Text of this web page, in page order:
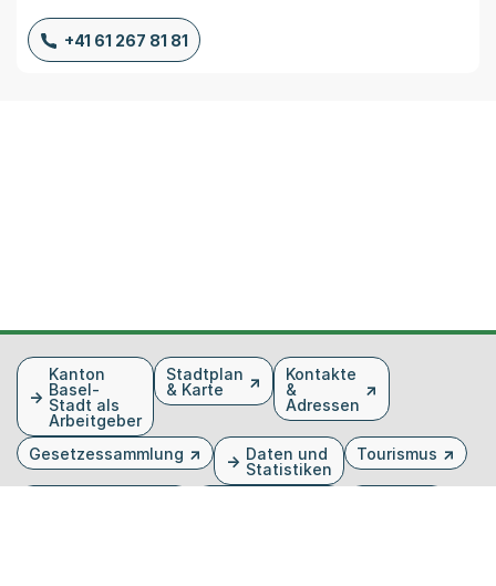
+41 61 267 81 81
FusszeileKanton
Basel-
Stadt als
Arbeitgeber
Stadtplan
& Karte
Kontakte
&
Adressen
Gesetzessammlung
Daten und
Statistiken
Tourismus